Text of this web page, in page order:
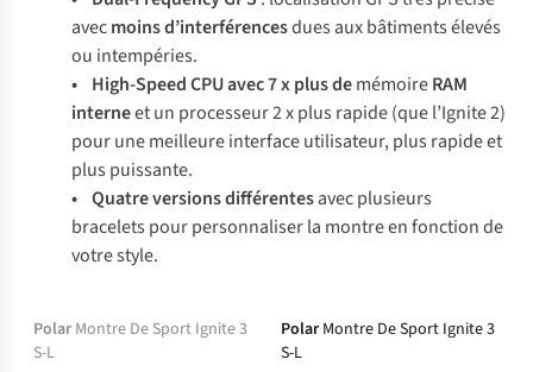
avecmoins d’interférencesdues aux bâtiments élevés
ou intempéries.
• High-Speed CPU avec 7 x plus demémoireRAM
interneet un processeur 2 x plus rapide (que l’Ignite 2)
pour une meilleure interface utilisateur, plus rapide et
plus puissante.
• Quatre versions différentesavec plusieurs
bracelets pour personnaliser la montre en fonction de
votre style.
Temporairement en
Polar Montre De Sport Ignite 3
S-L
Polar Montre De Sport Ignite 3
S-L